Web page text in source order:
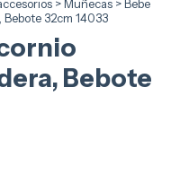
>Muñecas >Bebe
32cm 14033
Bebote